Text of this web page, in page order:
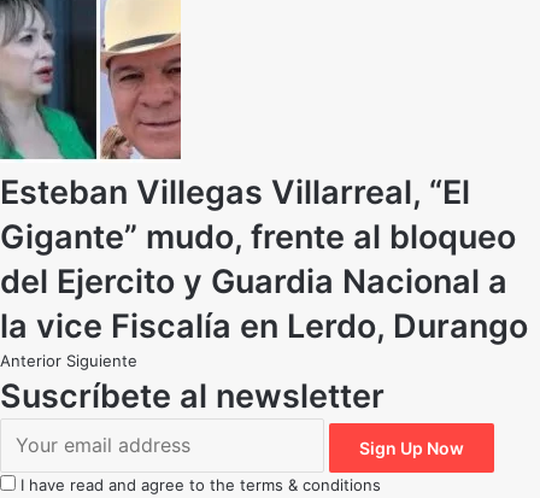
Esteban Villegas Villarreal, “El
Gigante” mudo, frente al bloqueo
del Ejercito y Guardia Nacional a
la vice Fiscalía en Lerdo, Durango
Anterior Siguiente
Suscríbete al newsletter
I have read and agree to the terms & conditions